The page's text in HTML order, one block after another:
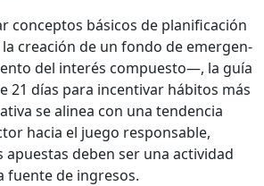
con­cep­tos bási­cos de plan­i­fi­cación
creación de un fon­do de emer­gen­
del interés com­puesto—, la guía
21 días para incen­ti­var hábitos más
se alin­ea con una ten­den­cia
hacia el juego respon­s­able,
deben ser una activi­dad
fuente de ingre­sos.